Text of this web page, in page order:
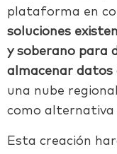
plataforma en
soluciones
y soberano para
almacenar datos
una nube
como alternativa
Esta creación